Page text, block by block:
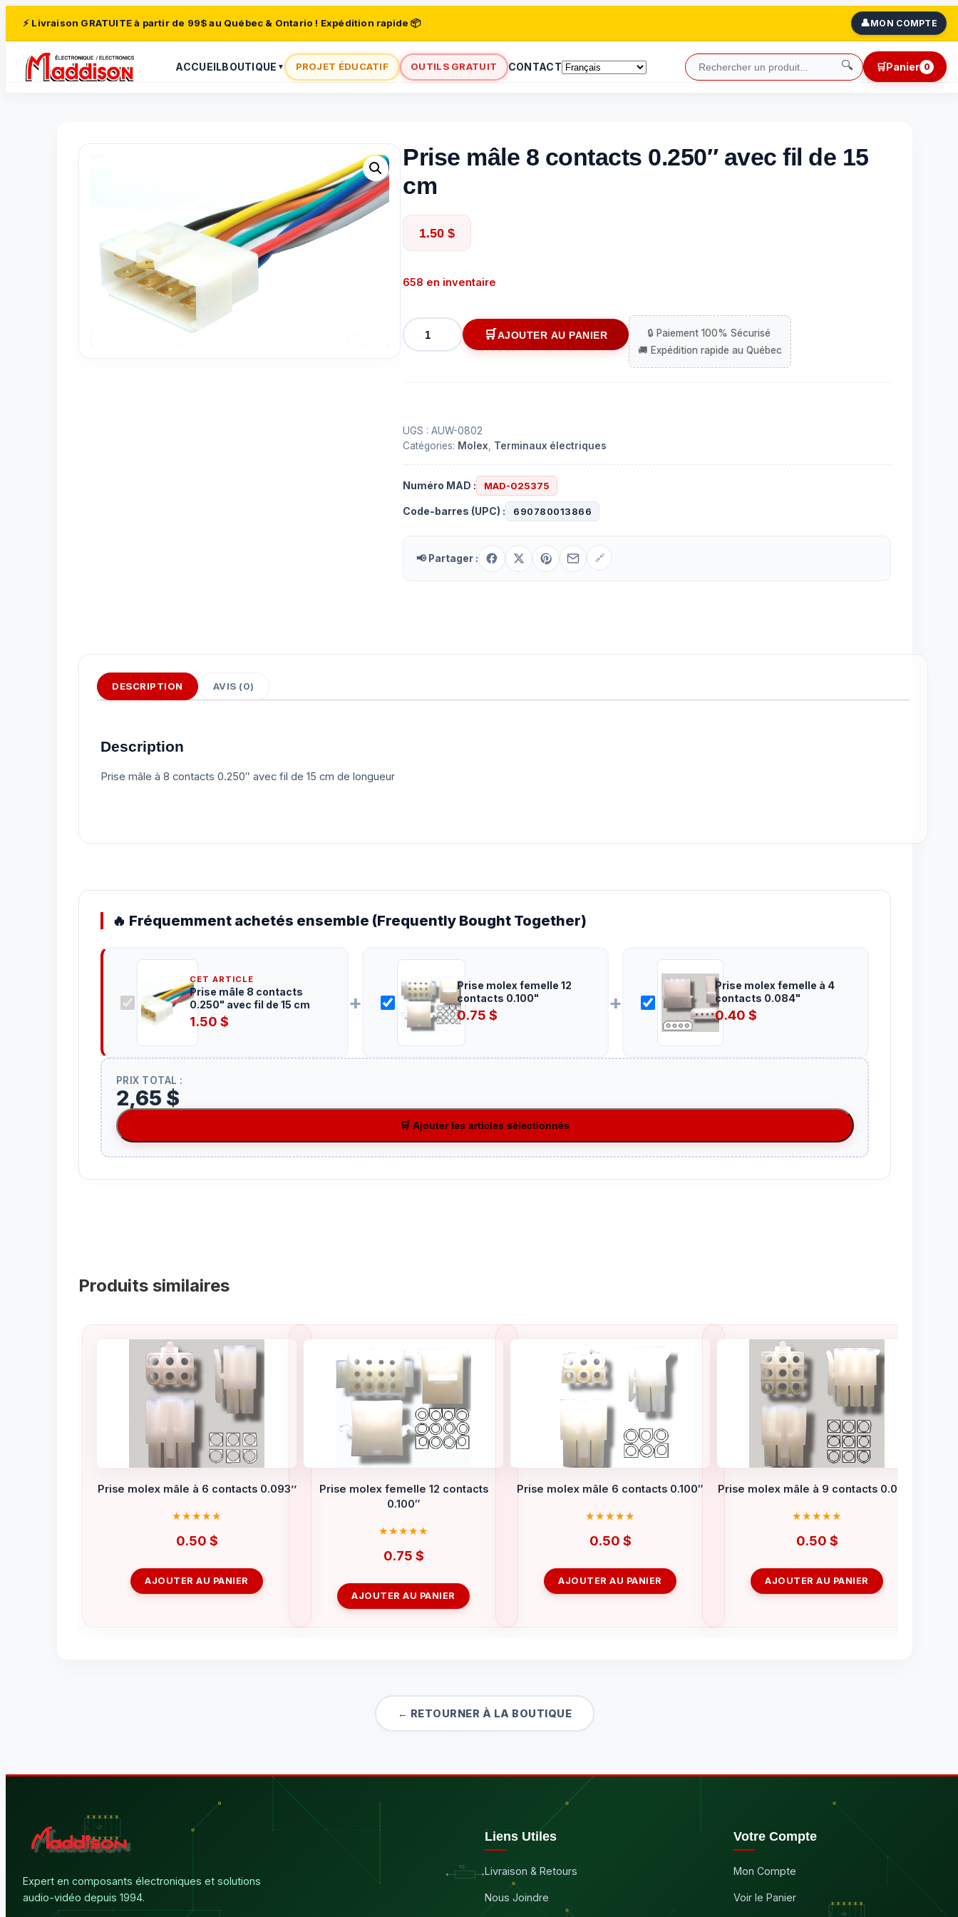
⚡ Livraison GRATUITE à partir de 99$ au Québec & Ontario ! Expédition rapide 📦 👤MON COMPTE
ACCUEILBOUTIQUE ▼ PROJET ÉDUCATIF OUTILS GRATUIT CONTACT 🔍 🛒Panier 0
Prise mâle 8 contacts 0.250″ avec fil de 15
cm
1.50 $
658 en inventaire
quantité
de
0.250"
avec
fil
de
15
AJOUTER AU PANIER
UGS : AUW-0802
Catégories: Molex, Terminaux électriques
Numéro MAD : MAD-025375
Code-barres (UPC) : 690780013866
📢 Partager : 🔗
DESCRIPTION AVIS (0)
Description
Prise mâle à 8 contacts 0.250″ avec fil de 15 cm de longueur
🔥 Fréquemment achetés ensemble (Frequently Bought Together)
CET ARTICLE
Prise mâle 8 contacts
0.250" avec fil de 15 cm
1.50$
+
Prise molex femelle 12
contacts 0.100"
0.75 $
+
Prise molex femelle à 4
contacts 0.084"
0.40$
PRIX TOTAL :
2,65 $
🛒 Ajouter les articles sélectionnés
Produits similaires
Prise molex mâle à 6 contacts 0.093’’
0.50 $
AJOUTER AU PANIER
Prise molex femelle 12 contacts
0.100″
0.75 $
AJOUTER AU PANIER
Prise molex mâle 6 contacts 0.100″
0.50 $
AJOUTER AU PANIER
Prise molex mâle à 9 contacts 0.093’’
0.50 $
AJOUTER AU PANIER
← RETOURNER À LA BOUTIQUE
Expert en composants électroniques et solutions
audio-vidéo depuis 1994.
Liens Utiles
Livraison & Retours
Nous Joindre
Votre Compte
Mon Compte
Voir le Panier